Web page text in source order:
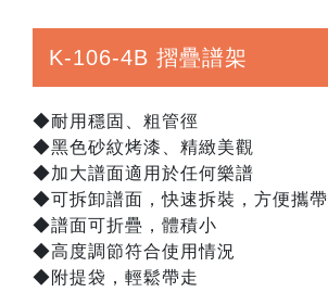
K-106-4B 摺疊譜架
◆耐用穩固、粗管徑
◆黑色砂紋烤漆、精緻美觀
◆加大譜面適用於任何樂譜
◆可拆卸譜面，快速拆裝，方便攜帶
◆譜面可折疊，體積小
◆高度調節符合使用情況
◆附提袋，輕鬆帶走